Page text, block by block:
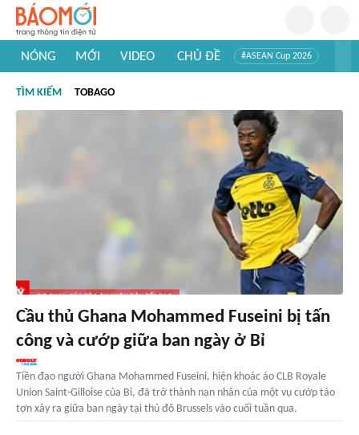
NÓNG MỚI VIDEO CHỦ ĐỀ #ASEAN Cup 2026
#Khám phá thế giới
TÌM KIẾM TOBAGO
Cầu thủ Ghana Mohammed Fuseini bị tấn
công và cướp giữa ban ngày ở Bỉ
Tiền đạo người Ghana Mohammed Fuseini, hiện khoác áo CLB Royale
Union Saint-Gilloise của Bỉ, đã trở thành nạn nhân của một vụ cướp táo
tợn xảy ra giữa ban ngày tại thủ đô Brussels vào cuối tuần qua.